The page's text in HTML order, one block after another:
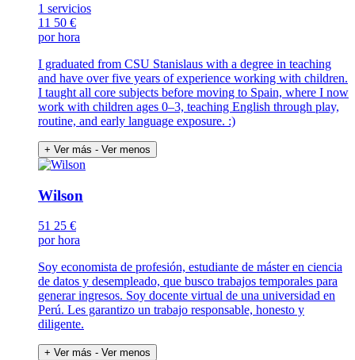
1 servicios
11 50 €
por hora
I graduated from CSU Stanislaus with a degree in teaching
and have over five years of experience working with children.
I taught all core subjects before moving to Spain, where I now
work with children ages 0–3, teaching English through play,
routine, and early language exposure. :)
+ Ver más - Ver menos
Wilson
51 25 €
por hora
Soy economista de profesión, estudiante de máster en ciencia
de datos y desempleado, que busco trabajos temporales para
generar ingresos. Soy docente virtual de una universidad en
Perú. Les garantizo un trabajo responsable, honesto y
diligente.
+ Ver más - Ver menos